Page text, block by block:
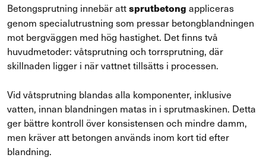
Betongsprutning innebär attsprutbetong appliceras
genom specialutrustning som pressar betongblandningen
mot bergväggen med hög hastighet. Det finns två
huvudmetoder: våtsprutning och torrsprutning, där
skillnaden ligger i när vattnet tillsätts i processen.
Vid våtsprutning blandas alla komponenter, inklusive
vatten, innan blandningen matas in i sprutmaskinen. Detta
ger bättre kontroll över konsistensen och mindre damm,
men kräver att betongen används inom kort tid efter
blandning.